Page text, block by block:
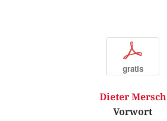
p
gratis
Dieter Mersch
Vorwort